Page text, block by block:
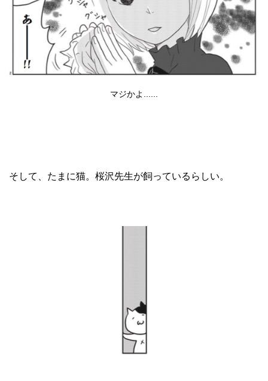
マジかよ......
そして、たまに猫。桜沢先生が飼っているらしい。